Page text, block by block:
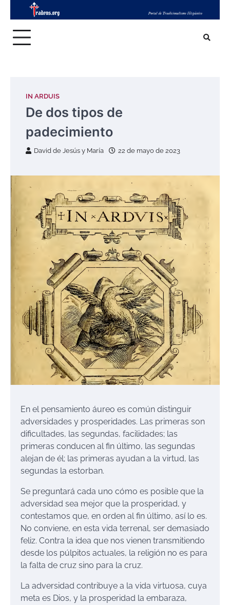
content
IN ARDUIS
De dos tipos de
padecimiento
David de Jesús y María 22 de mayo de 2023
En el pensamiento áureo es común distinguir
adversidades y prosperidades. Las primeras son
dificultades, las segundas, facilidades; las
primeras conducen al fin último, las segundas
alejan de él; las primeras ayudan a la virtud, las
segundas la estorban.
Se preguntará cada uno cómo es posible que la
adversidad sea mejor que la prosperidad, y
contestamos que, en orden al fin último, así lo es.
No conviene, en esta vida terrenal, ser demasiado
feliz. Contra la idea que nos vienen transmitiendo
desde los púlpitos actuales, la religión no es para
la falta de cruz sino para la cruz.
La adversidad contribuye a la vida virtuosa, cuya
meta es Dios, y la prosperidad la embaraza,